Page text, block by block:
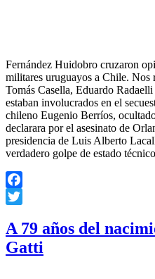
Fernández Huidobro cruzaron
militares uruguayos a Chile. Nos
Tomás Casella, Eduardo
estaban involucrados en el
chileno Eugenio Berríos,
declarara por el asesinato de
presidencia de Luis Alberto
verdadero golpe de estado
Facebook
A 79 años del
Gatti